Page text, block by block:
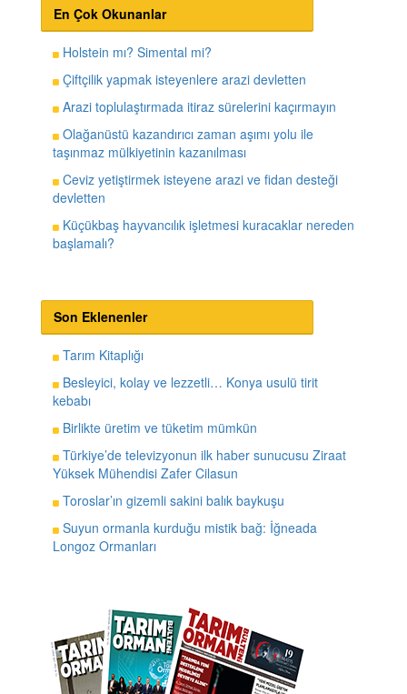
En Çok Okunanlar
Holstein mı? Simental mi?
Çiftçilik yapmak isteyenlere arazi devletten
Arazi toplulaştırmada itiraz sürelerini kaçırmayın
Olağanüstü kazandırıcı zaman aşımı yolu ile
taşınmaz mülkiyetinin kazanılması
Ceviz yetiştirmek isteyene arazi ve fidan desteği
devletten
Küçükbaş hayvancılık işletmesi kuracaklar nereden
başlamalı?
Son Eklenenler
Tarım Kitaplığı
Besleyici, kolay ve lezzetli… Konya usulü tirit
kebabı
Birlikte üretim ve tüketim mümkün
Türkiye’de televizyonun ilk haber sunucusu Ziraat
Yüksek Mühendisi Zafer Cilasun
Toroslar’ın gizemli sakini balık baykuşu
Suyun ormanla kurduğu mistik bağ: İğneada
Longoz Ormanları